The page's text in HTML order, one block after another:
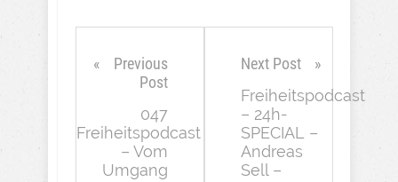
Previous
Post
047
Freiheitspodcast
– Vom
Umgang
Next Post
Freiheitspodcast
– 24h-
SPECIAL –
Andreas
Sell –